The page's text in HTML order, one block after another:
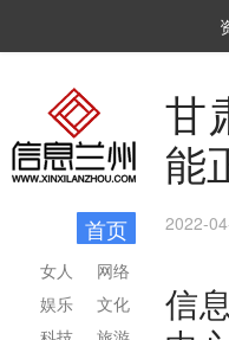
首页
网络
文化
女人
娱乐
甘
能
2022-
信息